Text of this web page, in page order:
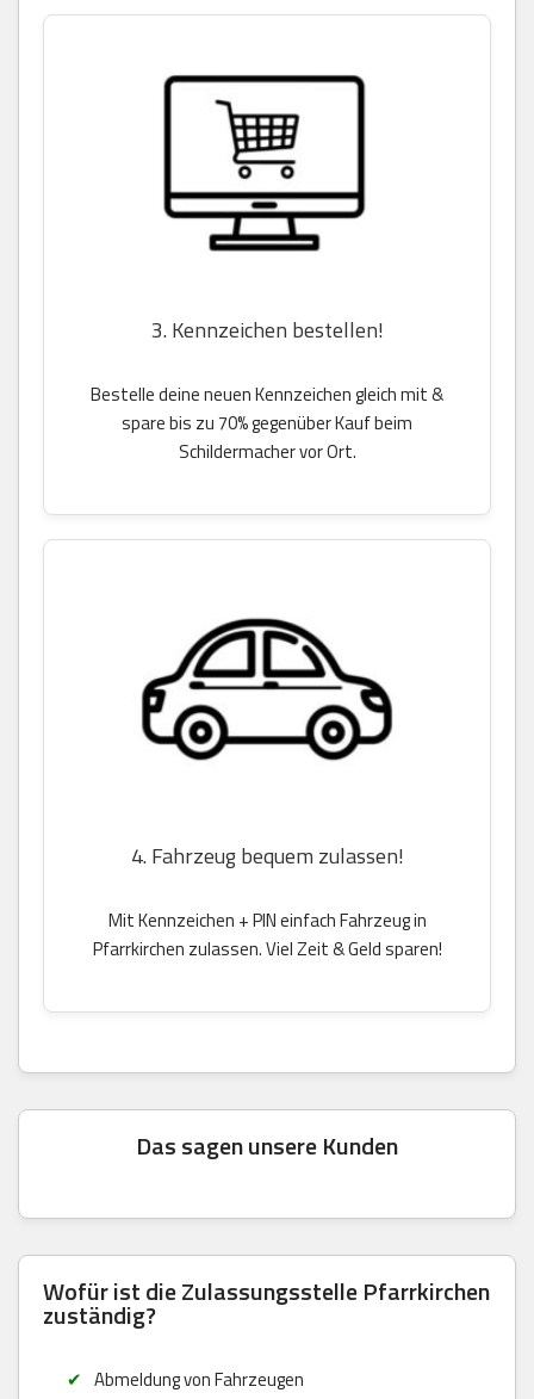
3. Kennzeichen bestellen!
Bestelle deine neuen Kennzeichen gleich mit &
spare bis zu 70% gegenüber Kauf beim
Schildermacher vor Ort.
4. Fahrzeug bequem zulassen!
Mit Kennzeichen + PIN einfach Fahrzeug in
Pfarrkirchen zulassen. Viel Zeit & Geld sparen!
Das sagen unsere Kunden
Wofür ist die Zulassungsstelle Pfarrkirchen
zuständig?
Abmeldung von Fahrzeugen